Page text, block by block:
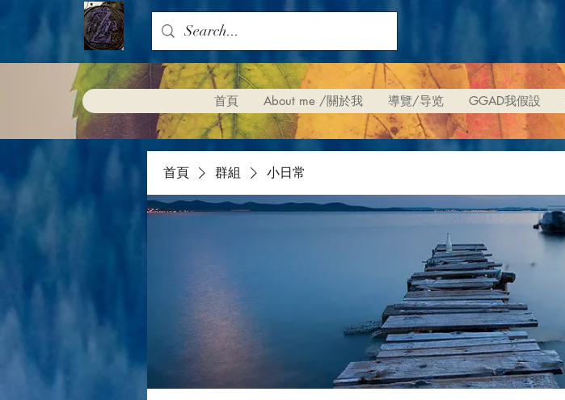
首頁 About me /關於我 導覽/导览 GGAD我假設
首頁 群組 小日常